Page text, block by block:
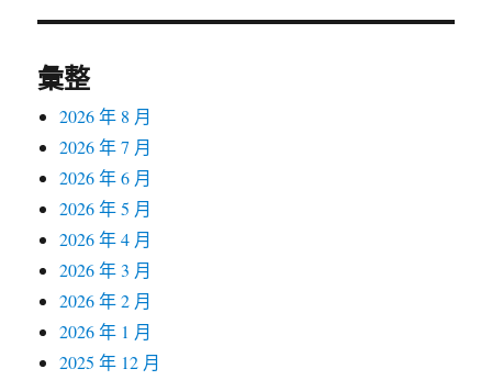
彙整
2026 年 8 月
2026 年 7 月
2026 年 6 月
2026 年 5 月
2026 年 4 月
2026 年 3 月
2026 年 2 月
2026 年 1 月
2025 年 12 月